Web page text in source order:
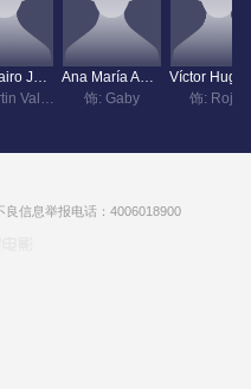
John Jairo Jaimes
饰: Gaby
饰: Rojas
良信息举报电话：4006018900